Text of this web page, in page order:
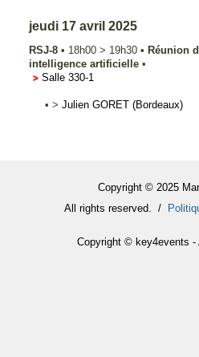
jeudi 17 avril 2025
RSJ-8 • 18h00 > 19h30 • Réunion
intelligence artificielle •
Salle 330-1
• > Julien GORET (Bordeaux)
Copyright © 2025
All rights reserved. /
Copyright © key4events -